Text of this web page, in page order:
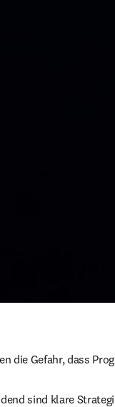
die Gefahr, dass
sind klare